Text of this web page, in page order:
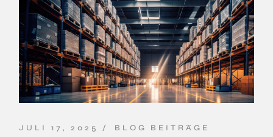
JULI 17, 2025 BLOG BEITRÄGE